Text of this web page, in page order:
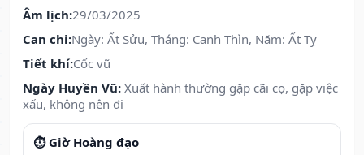
Âm lịch:29/03/2025
Can chi:Ngày: Ất Sửu, Tháng: Canh Thìn, Năm: Ất Tỵ
Tiết khí:Cốc vũ
Ngày Huyền Vũ: Xuất hành thường gặp cãi cọ, gặp việc
xấu, không nên đi
⏱️ Giờ Hoàng đạo